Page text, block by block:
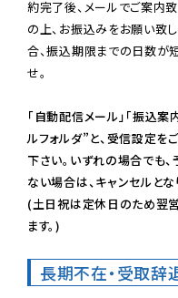
約完了後、メールでご案内
の上、お振込みをお願い致
合、振込期限までの日数が
せ。
「自動配信メール」「振込
ルフォルダ”と、受信設定を
下さい。いずれの場合でも
ない場合は、キャンセルと
(土日祝は定休日のため翌
ます。)
長期不在・受取辞